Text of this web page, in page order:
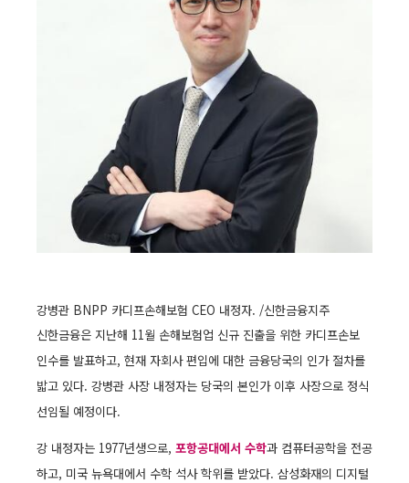
강병관 BNPP 카디프손해보험 CEO 내정자. /신한금융지주
신한금융은 지난해 11월 손해보험업 신규 진출을 위한 카디프손보
인수를 발표하고, 현재 자회사 편입에 대한 금융당국의 인가 절차를
밟고 있다. 강병관 사장 내정자는 당국의 본인가 이후 사장으로 정식
선임될 예정이다.
강 내정자는 1977년생으로, 포항공대에서 수학과 컴퓨터공학을 전공
하고, 미국 뉴욕대에서 수학 석사 학위를 받았다. 삼성화재의 디지털